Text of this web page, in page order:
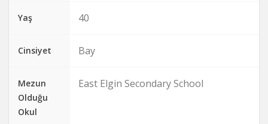
Yaş 40
Cinsiyet Bay
Mezun
Olduğu
Okul
East Elgin Secondary School